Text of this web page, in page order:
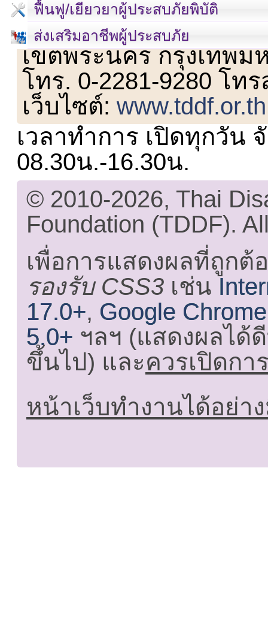
ฟื้นฟู/เยียวยาผู้ประสบภัยพิบัติ
ส่งเสริมอาชีพผู้ประสบภัย
เลขที่ 23 ชั้น 2 ถนนวิ
เขตพระนคร กรุงเทพม
โทร. 0-2281-9280 โท
เว็บไซต์:www.tddf.or.th
เวลาทำการ เปิดทุกวัน
08.30น.-16.30น.
© 2010-2026, Thai
Foundation (TDDF).
เพื่อการแสดงผลที่ถูกต้
รองรับ CSS3 เช่น
17.0+, Google
5.0+ ฯลฯ (แสดงผลได้
ขึ้นไป) และควรเปิดกา
หน้าเว็บทำงานได้อย่า